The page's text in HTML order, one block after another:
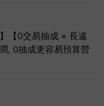
【0交易抽成 × 長遠
, 0抽成更容易預算營